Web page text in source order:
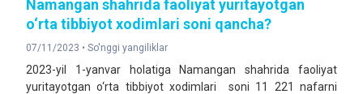
Namangan shahrida faoliyat yuritayotgan
o‘rta tibbiyot xodimlari soni qancha?
07/11/2023 • So'nggi yangiliklar
2023-yil 1-yanvar holatiga Namangan shahrida faoliyat
yuritayotgan o‘rta tibbiyot xodimlari soni 11 221 nafarni